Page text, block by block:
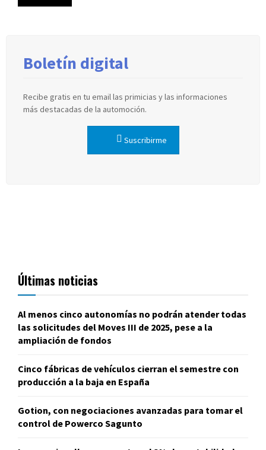
Boletín digital
Recibe gratis en tu email las primicias y las informaciones
más destacadas de la automoción.
Suscribirme
Últimas noticias
Al menos cinco autonomías no podrán atender todas
las solicitudes del Moves III de 2025, pese a la
ampliación de fondos
Cinco fábricas de vehículos cierran el semestre con
producción a la baja en España
Gotion, con negociaciones avanzadas para tomar el
control de Powerco Sagunto